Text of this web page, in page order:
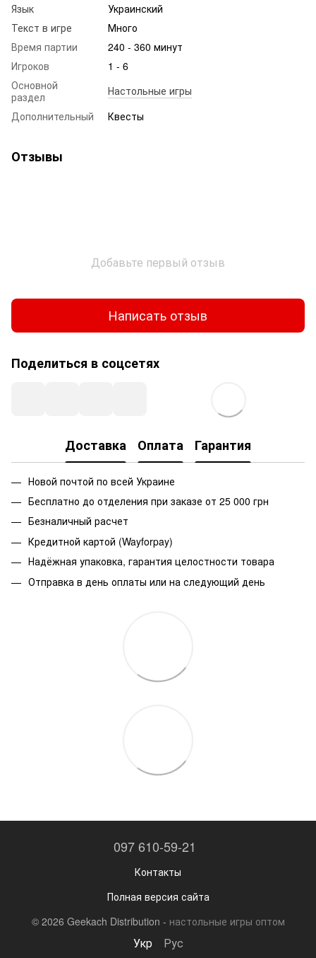
Язык
Украинский
Текст в игре
Много
Время партии
240 - 360 минут
Игроков
1 - 6
Основной
раздел
Настольные игры
Дополнительный
Квесты
Отзывы
Добавьте первый отзыв
Написать отзыв
Поделиться в соцсетях
Доставка Оплата Гарантия
Новой почтой по всей Украине
Бесплатно до отделения при заказе от 25 000 грн
Безналичный расчет
Кредитной картой (Wayforpay)
Надёжная упаковка, гарантия целостности товара
Отправка в день оплаты или на следующий день
097 610-59-21
Контакты
Полная версия сайта
© 2026 Geekach Distribution - настольные игры оптом
Укр Рус